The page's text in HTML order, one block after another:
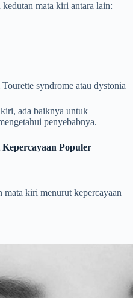
mata kiri antara lain:
syndrome atau dystonia
ada baiknya untuk
penyebabnya.
Populer
mata kiri menurut kepercayaan